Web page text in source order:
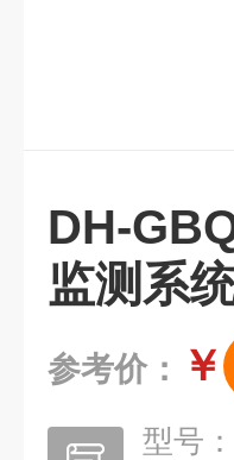
DH-
监测系
参考价： ￥
型号：